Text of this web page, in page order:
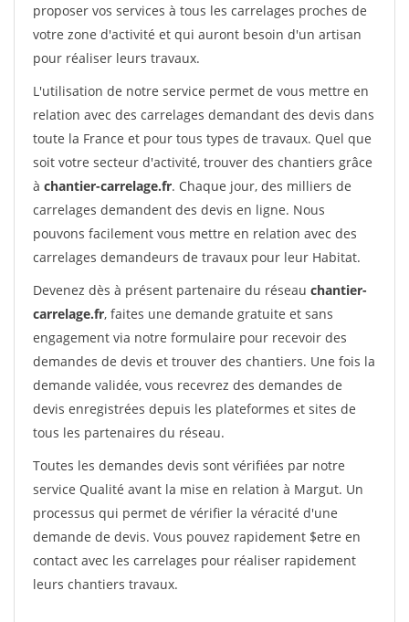
proposer vos services à tous les carrelages proches de
votre zone d'activité et qui auront besoin d'un artisan
pour réaliser leurs travaux.
L'utilisation de notre service permet de vous mettre en
relation avec des carrelages demandant des devis dans
toute la France et pour tous types de travaux. Quel que
soit votre secteur d'activité, trouver des chantiers grâce
à chantier-carrelage.fr. Chaque jour, des milliers de
carrelages demandent des devis en ligne. Nous
pouvons facilement vous mettre en relation avec des
carrelages demandeurs de travaux pour leur Habitat.
Devenez dès à présent partenaire du réseau chantier-
carrelage.fr, faites une demande gratuite et sans
engagement via notre formulaire pour recevoir des
demandes de devis et trouver des chantiers. Une fois la
demande validée, vous recevrez des demandes de
devis enregistrées depuis les plateformes et sites de
tous les partenaires du réseau.
Toutes les demandes devis sont vérifiées par notre
service Qualité avant la mise en relation à Margut. Un
processus qui permet de vérifier la véracité d'une
demande de devis. Vous pouvez rapidement $etre en
contact avec les carrelages pour réaliser rapidement
leurs chantiers travaux.